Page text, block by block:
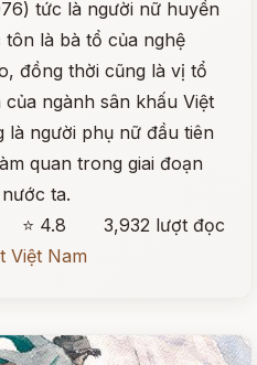
tức là người nữ huyền
tôn là bà tổ của nghệ
đồng thời cũng là vị tổ
của ngành sân khấu Việt
là người phụ nữ đầu tiên
quan trong giai đoạn
ta.
⭐ 4.8
3,932 lượt đọc
Việt Nam